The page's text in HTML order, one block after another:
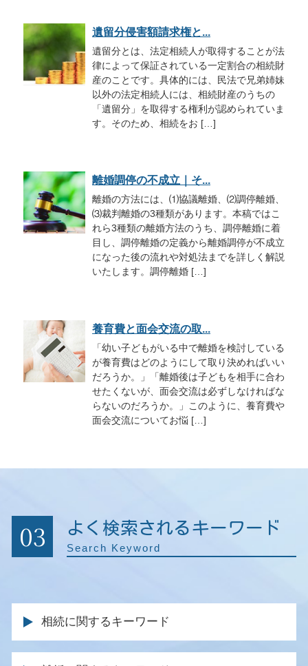
遺留分侵害額請求権と...
遺留分とは、法定相続人が取得することが法
律によって保証されている一定割合の相続財
産のことです。具体的には、民法で兄弟姉妹
以外の法定相続人には、相続財産のうちの
「遺留分」を取得する権利が認められていま
す。そのため、相続をお […]
離婚調停の不成立｜そ...
離婚の方法には、⑴協議離婚、⑵調停離婚、
⑶裁判離婚の3種類があります。本稿ではこ
れら3種類の離婚方法のうち、調停離婚に着
目し、調停離婚の定義から離婚調停が不成立
になった後の流れや対処法までを詳しく解説
いたします。調停離婚 […]
養育費と面会交流の取...
「幼い子どもがいる中で離婚を検討している
が養育費はどのようにして取り決めればいい
だろうか。」「離婚後は子どもを相手に合わ
せたくないが、面会交流は必ずしなければな
らないのだろうか。」このように、養育費や
面会交流についてお悩 […]
03 よく検索されるキーワード
Search Keyword
相続に関するキーワード
相続 生命保険 受取 人